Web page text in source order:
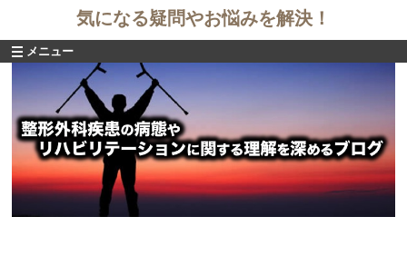
気になる疑問やお悩みを解決！
メニュー